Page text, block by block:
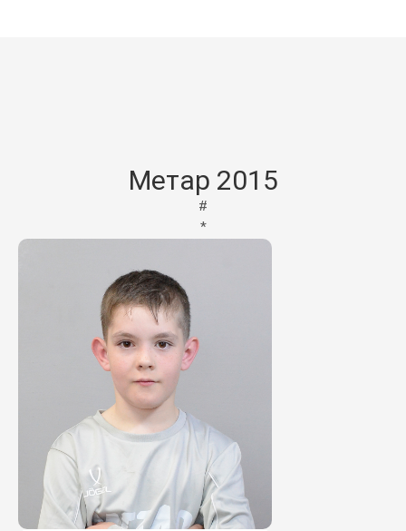
Метар 2015
#
*